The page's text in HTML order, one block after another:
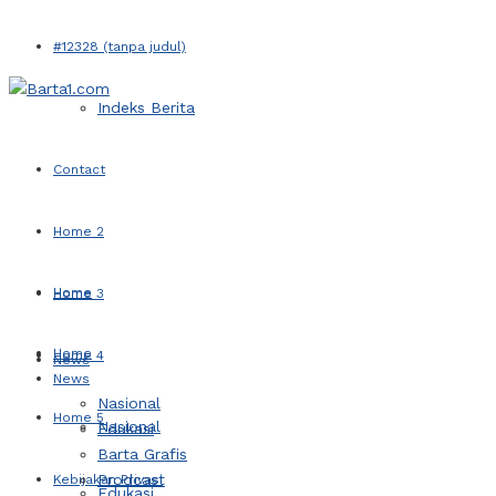
#12328 (tanpa judul)
Indeks Berita
Contact
Home 2
Home 3
Home 4
Home 5
Kebijakan Privasi
Home
News
Nasional
Home
News
Nasional
Edukasi
Barta Grafis
Prodcast